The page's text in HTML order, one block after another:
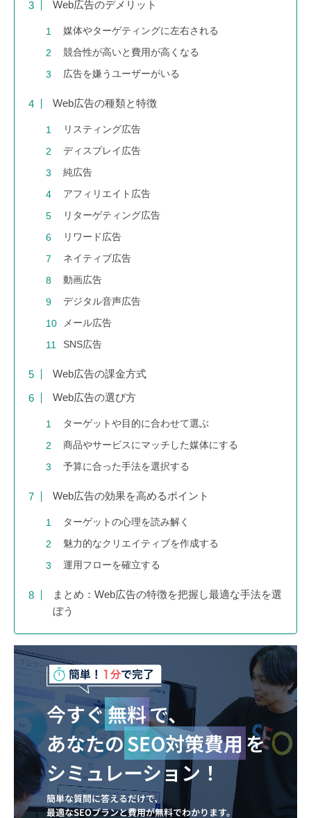
Web広告のデメリット
媒体やターゲティングに左右される
競合性が高いと費用が高くなる
広告を嫌うユーザーがいる
Web広告の種類と特徴
リスティング広告
ディスプレイ広告
純広告
アフィリエイト広告
リターゲティング広告
リワード広告
ネイティブ広告
動画広告
デジタル音声広告
メール広告
SNS広告
Web広告の課金方式
Web広告の選び方
ターゲットや目的に合わせて選ぶ
商品やサービスにマッチした媒体にする
予算に合った手法を選択する
Web広告の効果を高めるポイント
ターゲットの心理を読み解く
魅力的なクリエイティブを作成する
運用フローを確立する
まとめ：Web広告の特徴を把握し最適な手法を選
ぼう
今すぐ無料で、
あなたのSEO対策費用 を
シミュレーション！
簡単な質問に答えるだけで、
最適なSEOプランと費用が無料でわかります。